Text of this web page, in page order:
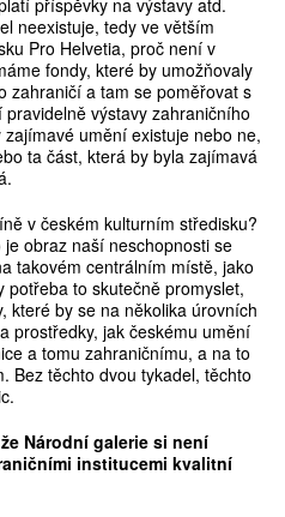
příspěvky na výstavy atd.
neexistuje, tedy ve větším
Pro Helvetia, proč není v
fondy, které by umožňovaly
zahraničí a tam se poměřovat s
výstavy zahraničního
umění existuje nebo ne,
ta část, která by byla zajímavá
v českém kulturním středisku?
obraz naší neschopnosti se
takovém centrálním místě, jako
potřeba to skutečně promyslet,
které by se na několika úrovních
prostředky, jak českému umění
a tomu zahraničnímu, a na to
Bez těchto dvou tykadel, těchto
Národní galerie si není
institucemi kvalitní